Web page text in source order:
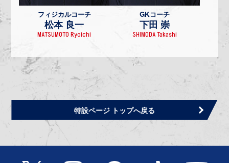
フィジカルコーチ
松本 良一
MATSUMOTO Ryoichi
GKコーチ
下田 崇
SHIMODA Takashi
特設ページ トップへ戻る